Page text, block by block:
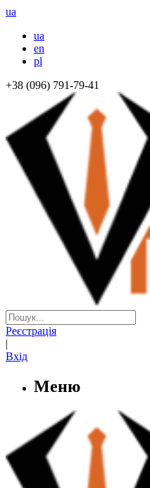
ua
ua
en
pl
+38 (096) 791-79-41
Реєстрація
|
Вхід
Меню